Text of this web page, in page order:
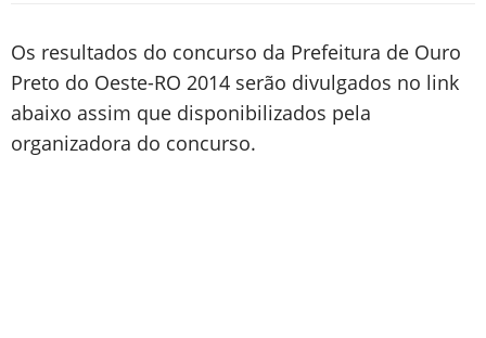
Os resultados do concurso da Prefeitura de Ouro
Preto do Oeste-RO 2014 serão divulgados no link
abaixo assim que disponibilizados pela
organizadora do concurso.